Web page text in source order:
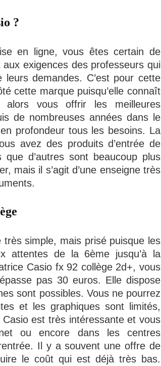
?
en ligne, vous êtes certain de
exigences des professeurs qui
demandes. C’est pour cette
cette marque puisqu’elle connaît
vous offrir les meilleures
de nombreuses années dans le
profondeur tous les besoins. La
avez des produits d’entrée de
d’autres sont beaucoup plus
mais il s’agit d’une enseigne très
simple, mais prisé puisque les
attentes de la 6ème jusqu’à la
Casio fx 92 collège 2d+, vous
pas 30 euros. Elle dispose
sont possibles. Vous ne pourrez
et les graphiques sont limités,
est très intéressante et vous
ou encore dans les centres
Il y a souvent une offre de
le coût qui est déjà très bas.